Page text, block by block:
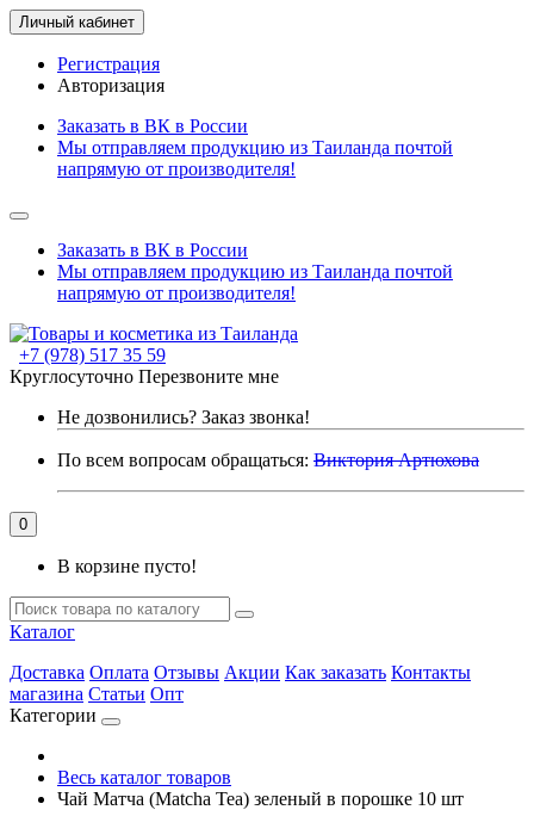
Личный кабинет
Регистрация
Авторизация
Заказать в ВК в России
Мы отправляем продукцию из Таиланда почтой
напрямую от производителя!
Заказать в ВК в России
Мы отправляем продукцию из Таиланда почтой
напрямую от производителя!
+7 (978) 517 35 59
Круглосуточно Перезвоните мне
Не дозвонились? Заказ звонка!
По всем вопросам обращаться: Виктория Артюхова
0
В корзине пусто!
Каталог
Доставка Оплата Отзывы Акции Как заказать Контакты
магазина Статьи Опт
Категории
Весь каталог товаров
Чай Матча (Matcha Tea) зеленый в порошке 10 шт